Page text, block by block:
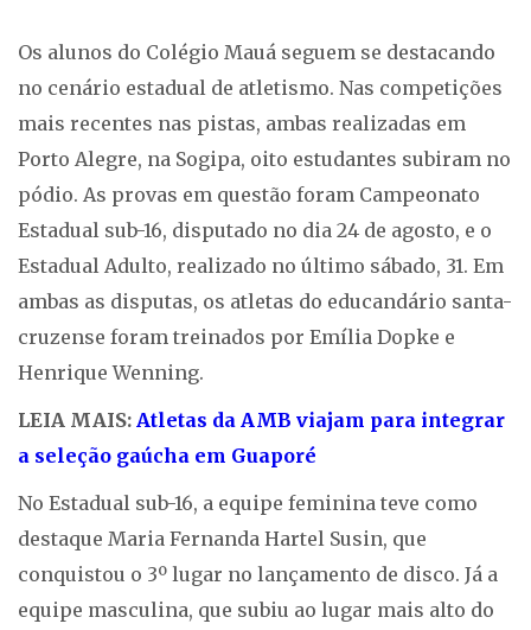
Os alunos do Colégio Mauá seguem se destacando
no cenário estadual de atletismo. Nas competições
mais recentes nas pistas, ambas realizadas em
Porto Alegre, na Sogipa, oito estudantes subiram no
pódio. As provas em questão foram Campeonato
Estadual sub-16, disputado no dia 24 de agosto, e o
Estadual Adulto, realizado no último sábado, 31. Em
ambas as disputas, os atletas do educandário santa-
cruzense foram treinados por Emília Dopke e
Henrique Wenning.
LEIA MAIS: Atletas da AMB viajam para integrar
a seleção gaúcha em Guaporé
No Estadual sub-16, a equipe feminina teve como
destaque Maria Fernanda Hartel Susin, que
conquistou o 3º lugar no lançamento de disco. Já a
equipe masculina, que subiu ao lugar mais alto do